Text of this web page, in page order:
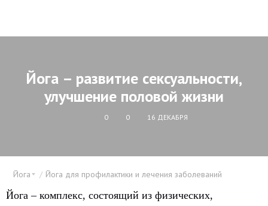
Йога – развитие сексуальности,
улучшение половой жизни
0 0 16 ДЕКАБРЯ
Йога Йога для профилактики и лечения заболеваний
Йога – комплекс, состоящий из физических,